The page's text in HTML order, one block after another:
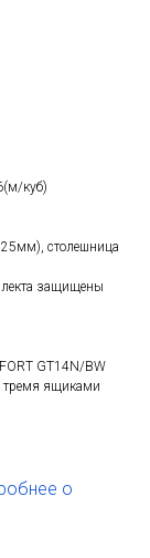
куб)
столешница
защищены
GT14N/BW
тремя ящиками
о